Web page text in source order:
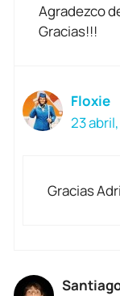
Agradezco
Gracias!!!
Floxie
23
Gracias